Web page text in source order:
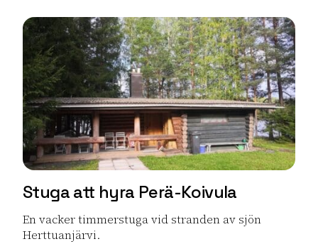
Stuga att hyra Perä-Koivula
En vacker timmerstuga vid stranden av sjön
Herttuanjärvi.